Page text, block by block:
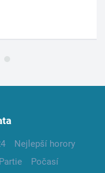
Nejlepší horory
Partie
Počasí